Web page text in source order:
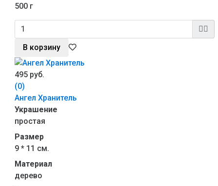
500 г
В корзину
495 руб.
(0)
Ангел Хранитель
Украшение
простая
Размер
9 * 11 см.
Материал
дерево